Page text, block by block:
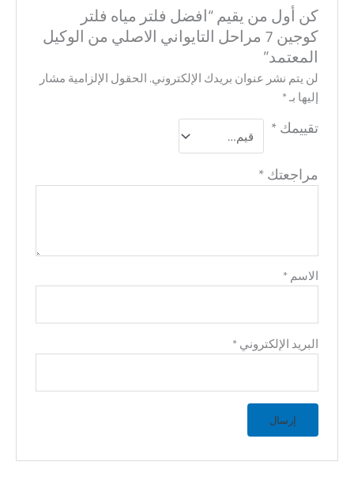
كن أول من يقيم “افضل فلتر مياه فلتر
كوجين 7 مراحل التايواني الاصلي من الوكيل
المعتمد”
لن يتم نشر عنوان بريدك الإلكتروني.الحقول الإلزامية مشار
إليها بـ*
تقييمك*
مراجعتك*
الاسم*
البريد الإلكتروني*